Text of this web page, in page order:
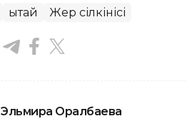
Қытай Жер сілкінісі
Эльмира Оралбаева